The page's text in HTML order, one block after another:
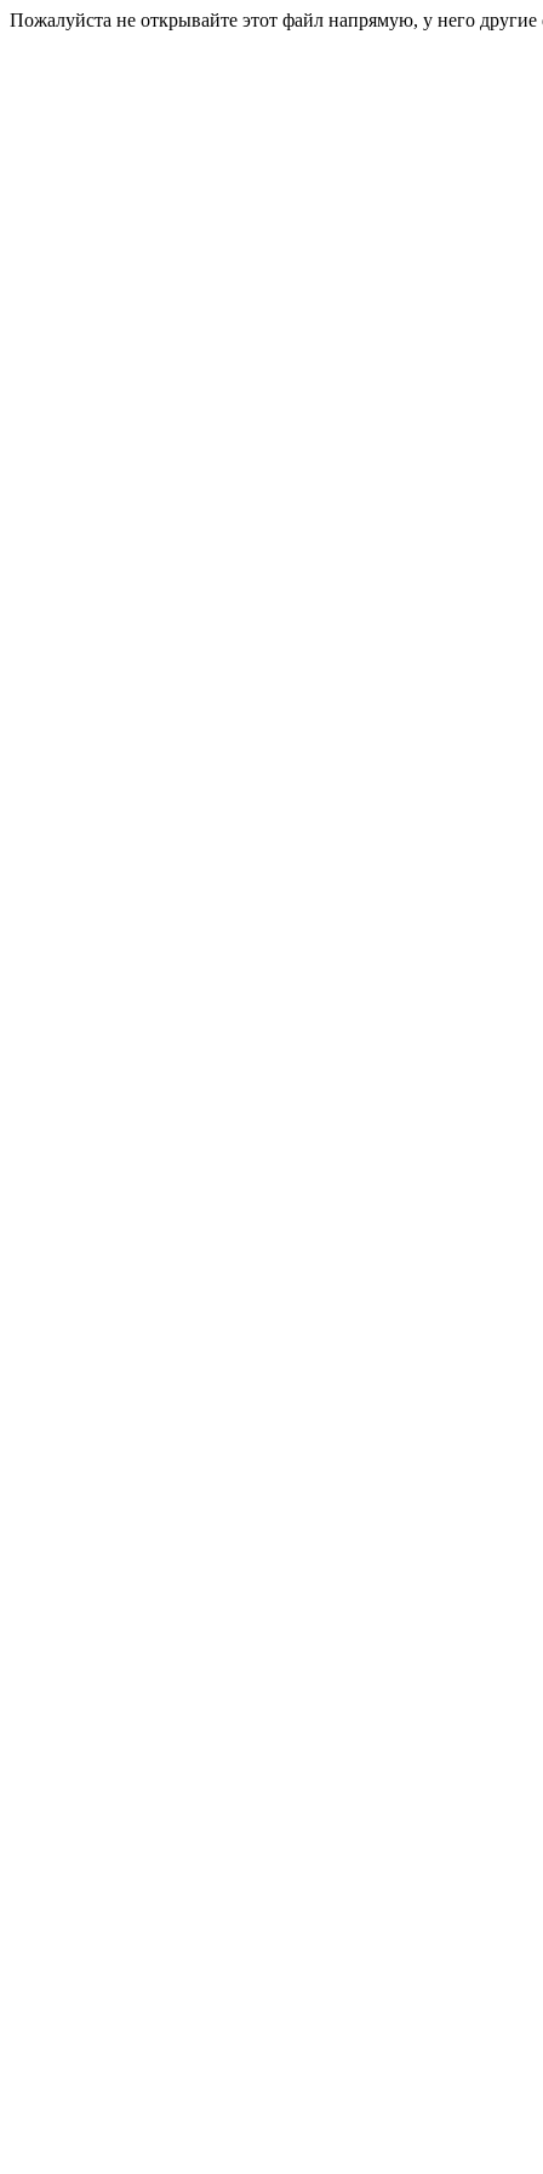
Пожалуйста не открывайте этот файл напрямую, у него